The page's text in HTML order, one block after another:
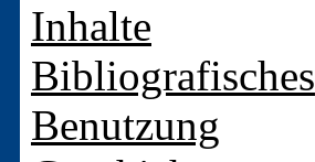
Inhalte
Bibliografisches
Benutzung